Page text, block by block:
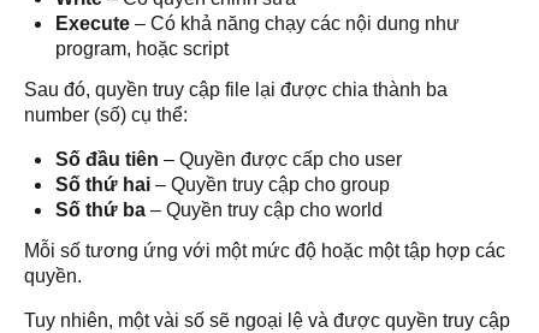
Execute – Có khả năng chạy các nội dung như
program, hoặc script
Sau đó, quyền truy cập file lại được chia thành ba
number (số) cụ thể:
Số đầu tiên – Quyền được cấp cho user
Số thứ hai – Quyền truy cập cho group
Số thứ ba – Quyền truy cập cho world
Mỗi số tương ứng với một mức độ hoặc một tập hợp các
quyền.
Tuy nhiên, một vài số sẽ ngoại lệ và được quyền truy cập